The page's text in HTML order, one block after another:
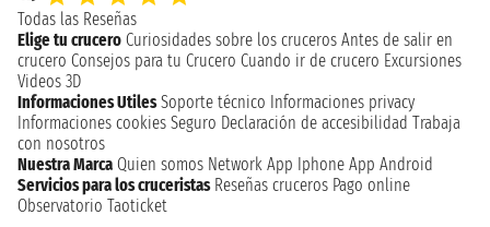
Todas las Reseñas
Elige tu crucero Curiosidades sobre los cruceros Antes de salir en
crucero Consejos para tu Crucero Cuando ir de crucero Excursiones
Videos 3D
Informaciones Utiles Soporte técnico Informaciones privacy
Informaciones cookies Seguro Declaración de accesibilidad Trabaja
con nosotros
Nuestra Marca Quien somos Network App Iphone App Android
Servicios para los cruceristas Reseñas cruceros Pago online
Observatorio Taoticket